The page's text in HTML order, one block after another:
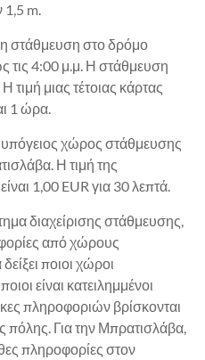
m.
στάθμευση στο δρόμο
τις 4:00 μ.μ. Η στάθμευση
τιμή μιας τέτοιας κάρτας
1 ώρα.
χώρος στάθμευσης
Η τιμή της
1,00 EUR για 30 λεπτά.
διαχείρισης στάθμευσης,
από χώρους
ποιοι χώροι
είναι κατειλημμένοι
πληροφοριών βρίσκονται
πόλης. Για την Μπρατισλάβα,
πληροφορίες στον